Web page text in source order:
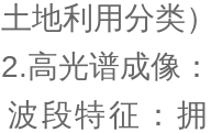
地利用分类）
光谱成像：
特征：拥